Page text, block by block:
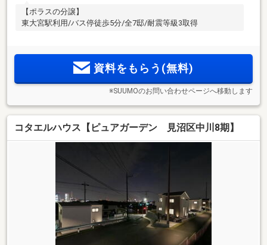
【ポラスの分譲】
東大宮駅利用/バス停徒歩5分/全7邸/耐震等級3取得
資料をもらう(無料)
※SUUMOのお問い合わせページへ移動します
コタエルハウス【ピュアガーデン 見沼区中川8期】